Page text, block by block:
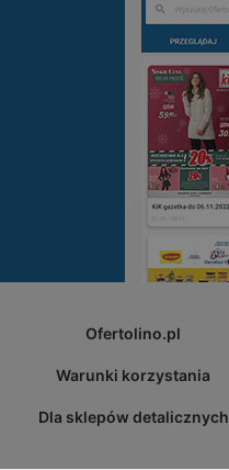
Ofertolino.pl
Warunki korzystania
Dla sklepów detalicznych